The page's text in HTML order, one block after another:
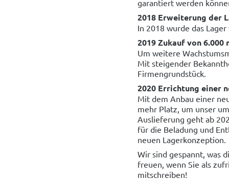
garantiert werden
2018 Erweiterung der
In 2018 wurde das
2019 Zukauf von 6.000
Um weitere
Mit steigender
Firmengrundstück.
2020 Errichtung einer
Mit dem Anbau einer
mehr Platz, um unser
Auslieferung geht ab
für die Beladung und
neuen Lagerkonzeption.
Wir sind gespannt, was
freuen, wenn Sie als
mitschreiben!